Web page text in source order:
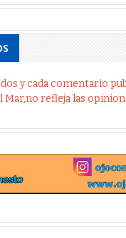
y cada comentario
Mar,no refleja las